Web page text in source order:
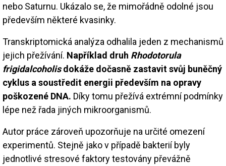
nebo Saturnu. Ukázalo se, že mimořádně odolné jsou
především některé kvasinky.
Transkriptomická analýza odhalila jeden z mechanismů
jejich přežívání. Například druh Rhodotorula
frigidalcoholisdokáže dočasně zastavit svůj buněčný
cyklus a soustředit energii především na opravy
poškozené DNA. Díky tomu přežívá extrémní podmínky
lépe než řada jiných mikroorganismů.
Autor práce zároveň upozorňuje na určité omezení
experimentů. Stejně jako v případě bakterií byly
jednotlivé stresové faktory testovány převážně